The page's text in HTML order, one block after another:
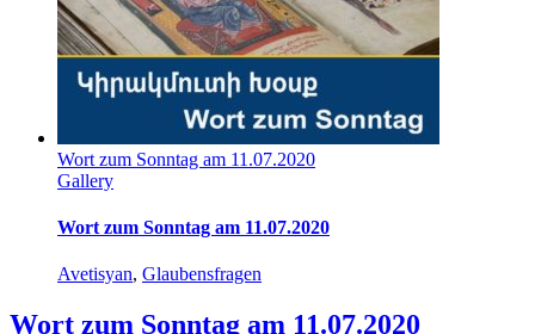
Wort zum Sonntag am 11.07.2020
Gallery
Wort zum Sonntag am 11.07.2020
Avetisyan, Glaubensfragen
Wort zum Sonntag am 11.07.2020